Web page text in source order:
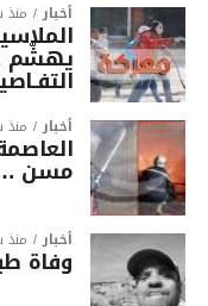
أخبار منذ
يهشّم
أخبار منذ
مسن …
أخبار منذ
وفاة